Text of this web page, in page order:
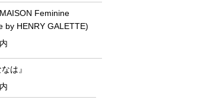
Feminine
by HENRY GALETTE)
は』